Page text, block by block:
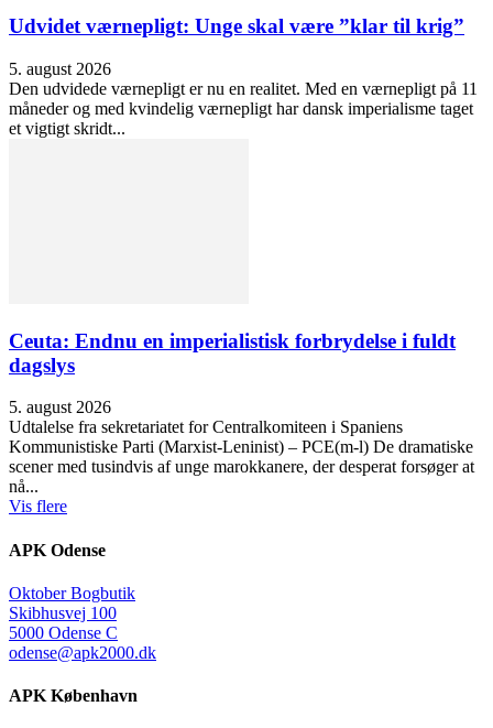
Udvidet værnepligt: Unge skal være ”klar til krig”
5. august 2026
Den udvidede værnepligt er nu en realitet. Med en værnepligt på 11
måneder og med kvindelig værnepligt har dansk imperialisme taget
et vigtigt skridt...
Ceuta: Endnu en imperialistisk forbrydelse i fuldt
dagslys
5. august 2026
Udtalelse fra sekretariatet for Centralkomiteen i Spaniens
Kommunistiske Parti (Marxist-Leninist) – PCE(m-l) De dramatiske
scener med tusindvis af unge marokkanere, der desperat forsøger at
nå...
Vis flere
APK Odense
Oktober Bogbutik
Skibhusvej 100
5000 Odense C
odense@apk2000.dk
APK København